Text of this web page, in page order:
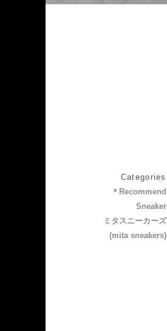
Categories
＊Recommend
Sneaker
ミタスニーカーズ
(mita sneakers)